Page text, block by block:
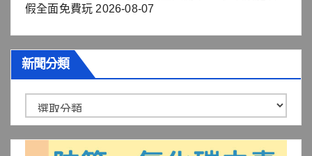
假全面免費玩 2026-08-07
新聞分類
聞